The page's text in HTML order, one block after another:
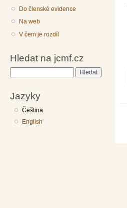
Do členské evidence
Na web
V čem je rozdíl
Hledat na jcmf.cz
Jazyky
Čeština
English